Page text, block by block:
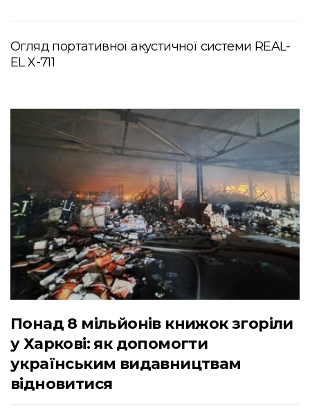
Огляд портативної акустичної системи REAL-
EL X-711
Понад 8 мільйонів книжок згоріли
у Харкові: як допомогти
українським видавництвам
відновитися